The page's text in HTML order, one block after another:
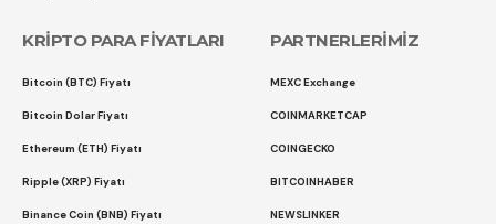
KRİPTO PARA FİYATLARI
Bitcoin (BTC) Fiyatı
Bitcoin Dolar Fiyatı
Ethereum (ETH) Fiyatı
Ripple (XRP) Fiyatı
Binance Coin (BNB) Fiyatı
PARTNERLERİMİZ
MEXC Exchange
COINMARKETCAP
COINGECKO
BITCOINHABER
NEWSLINKER